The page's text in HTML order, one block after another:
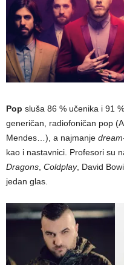
Pop sluša 86 % učenika i 91
generičan, radiofoničan pop
Mendes…), a najmanje
kao i nastavnici. Profesori su
Dragons Coldplay, David
jedan glas.